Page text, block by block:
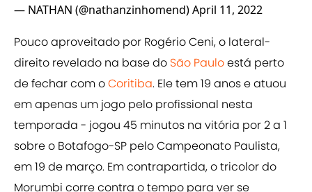
— NATHAN (@nathanzinhomend)April 11, 2022
Pouco aproveitado por Rogério Ceni, o lateral-
direito revelado na base do São Pauloestá perto
de fechar com oCoritiba. Ele tem 19 anos e atuou
em apenas um jogo pelo profissional nesta
temporada - jogou 45 minutos na vitória por 2 a 1
sobre o Botafogo-SP pelo Campeonato Paulista,
em 19 de março. Em contrapartida, o tricolor do
Morumbi corre contra o tempo para ver se